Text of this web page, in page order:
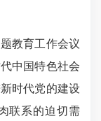
教育工作会议
中国特色社会
时代党的建设
联系的迫切需